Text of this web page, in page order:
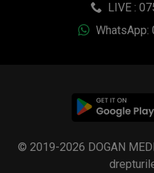
LIVE :
WhatsApp:
© 2019-2026 DOGAN